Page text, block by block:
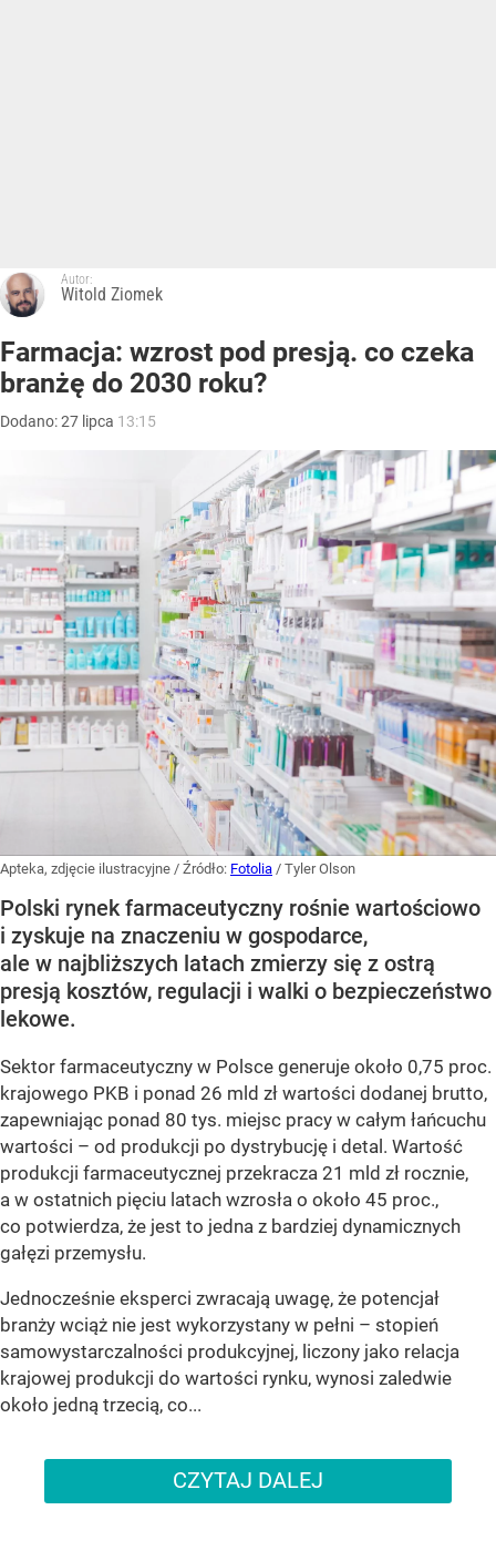
Autor:
Witold Ziomek
Farmacja: wzrost pod presją. co czeka
branżę do 2030 roku?
Dodano:27 lipca 13:15
Apteka, zdjęcie ilustracyjne / Źródło: Fotolia / Tyler Olson
Polski rynek farmaceutyczny rośnie wartościowo
i zyskuje na znaczeniu w gospodarce,
ale w najbliższych latach zmierzy się z ostrą
presją kosztów, regulacji i walki o bezpieczeństwo
lekowe.
Sektor farmaceutyczny w Polsce generuje około 0,75 proc.
krajowego PKB i ponad 26 mld zł wartości dodanej brutto,
zapewniając ponad 80 tys. miejsc pracy w całym łańcuchu
wartości – od produkcji po dystrybucję i detal. Wartość
produkcji farmaceutycznej przekracza 21 mld zł rocznie,
a w ostatnich pięciu latach wzrosła o około 45 proc.,
co potwierdza, że jest to jedna z bardziej dynamicznych
gałęzi przemysłu.
Jednocześnie eksperci zwracają uwagę, że potencjał
branży wciąż nie jest wykorzystany w pełni – stopień
samowystarczalności produkcyjnej, liczony jako relacja
krajowej produkcji do wartości rynku, wynosi zaledwie
około jedną trzecią, co...
CZYTAJ DALEJ